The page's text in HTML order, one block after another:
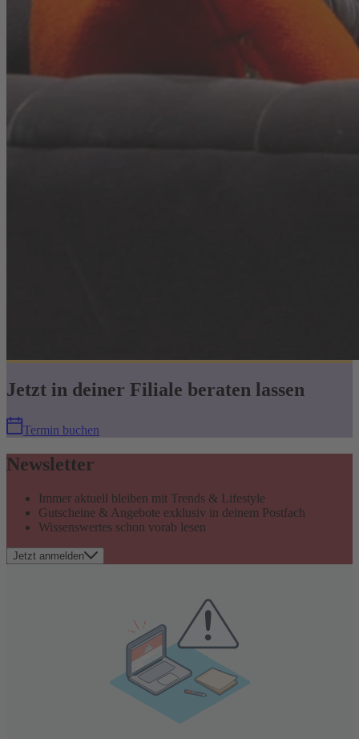
Jetzt in deiner Filiale beraten lassen
Termin buchen
Newsletter
Immer aktuell bleiben mit Trends & Lifestyle
Gutscheine & Angebote exklusiv in deinem Postfach
Wissenswertes schon vorab lesen
Jetzt anmelden